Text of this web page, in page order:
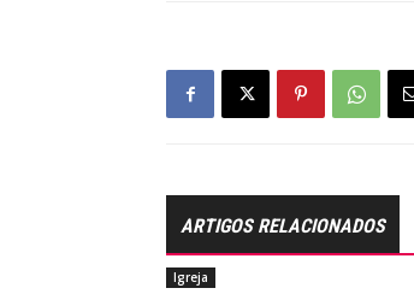
ARTIGOS RELACIONADOS
Igreja